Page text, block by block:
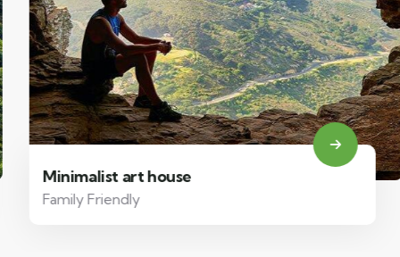
Minimalist art house
Family Friendly